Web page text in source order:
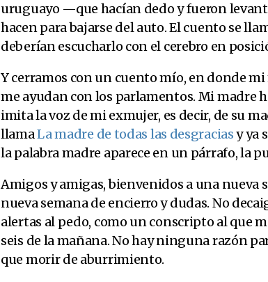
uruguayo —que hacían dedo y fueron
hacen para bajarse del auto. El cuento se
deberían escucharlo con el cerebro en
Y cerramos con un cuento mío, en donde
me ayudan con los parlamentos. Mi madre
imita la voz de mi exmujer, es decir, de su
llamaLa madre de todas las desgraciasy ya
la palabra madre aparece en un párrafo, la
Amigos y amigas, bienvenidos a una nueva
nueva semana de encierro y dudas. No
alertas al pedo, como un conscripto al que
seis de la mañana. No hay ninguna razón
que morir de aburrimiento.